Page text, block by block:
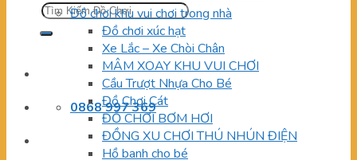
Tìm
kiếm:
0868 997 369
Đồ chơi khu vui chơi trong nhà
Đồ chơi xúc hạt
Xe Lắc – Xe Chòi Chân
MÂM XOAY KHU VUI CHƠI
Cầu Trượt Nhựa Cho Bé
Đồ Chơi Cát
ĐỒ CHƠI BƠM HƠI
ĐỒNG XU CHƠI THÚ NHÚN ĐIỆN
Hồ banh cho bé